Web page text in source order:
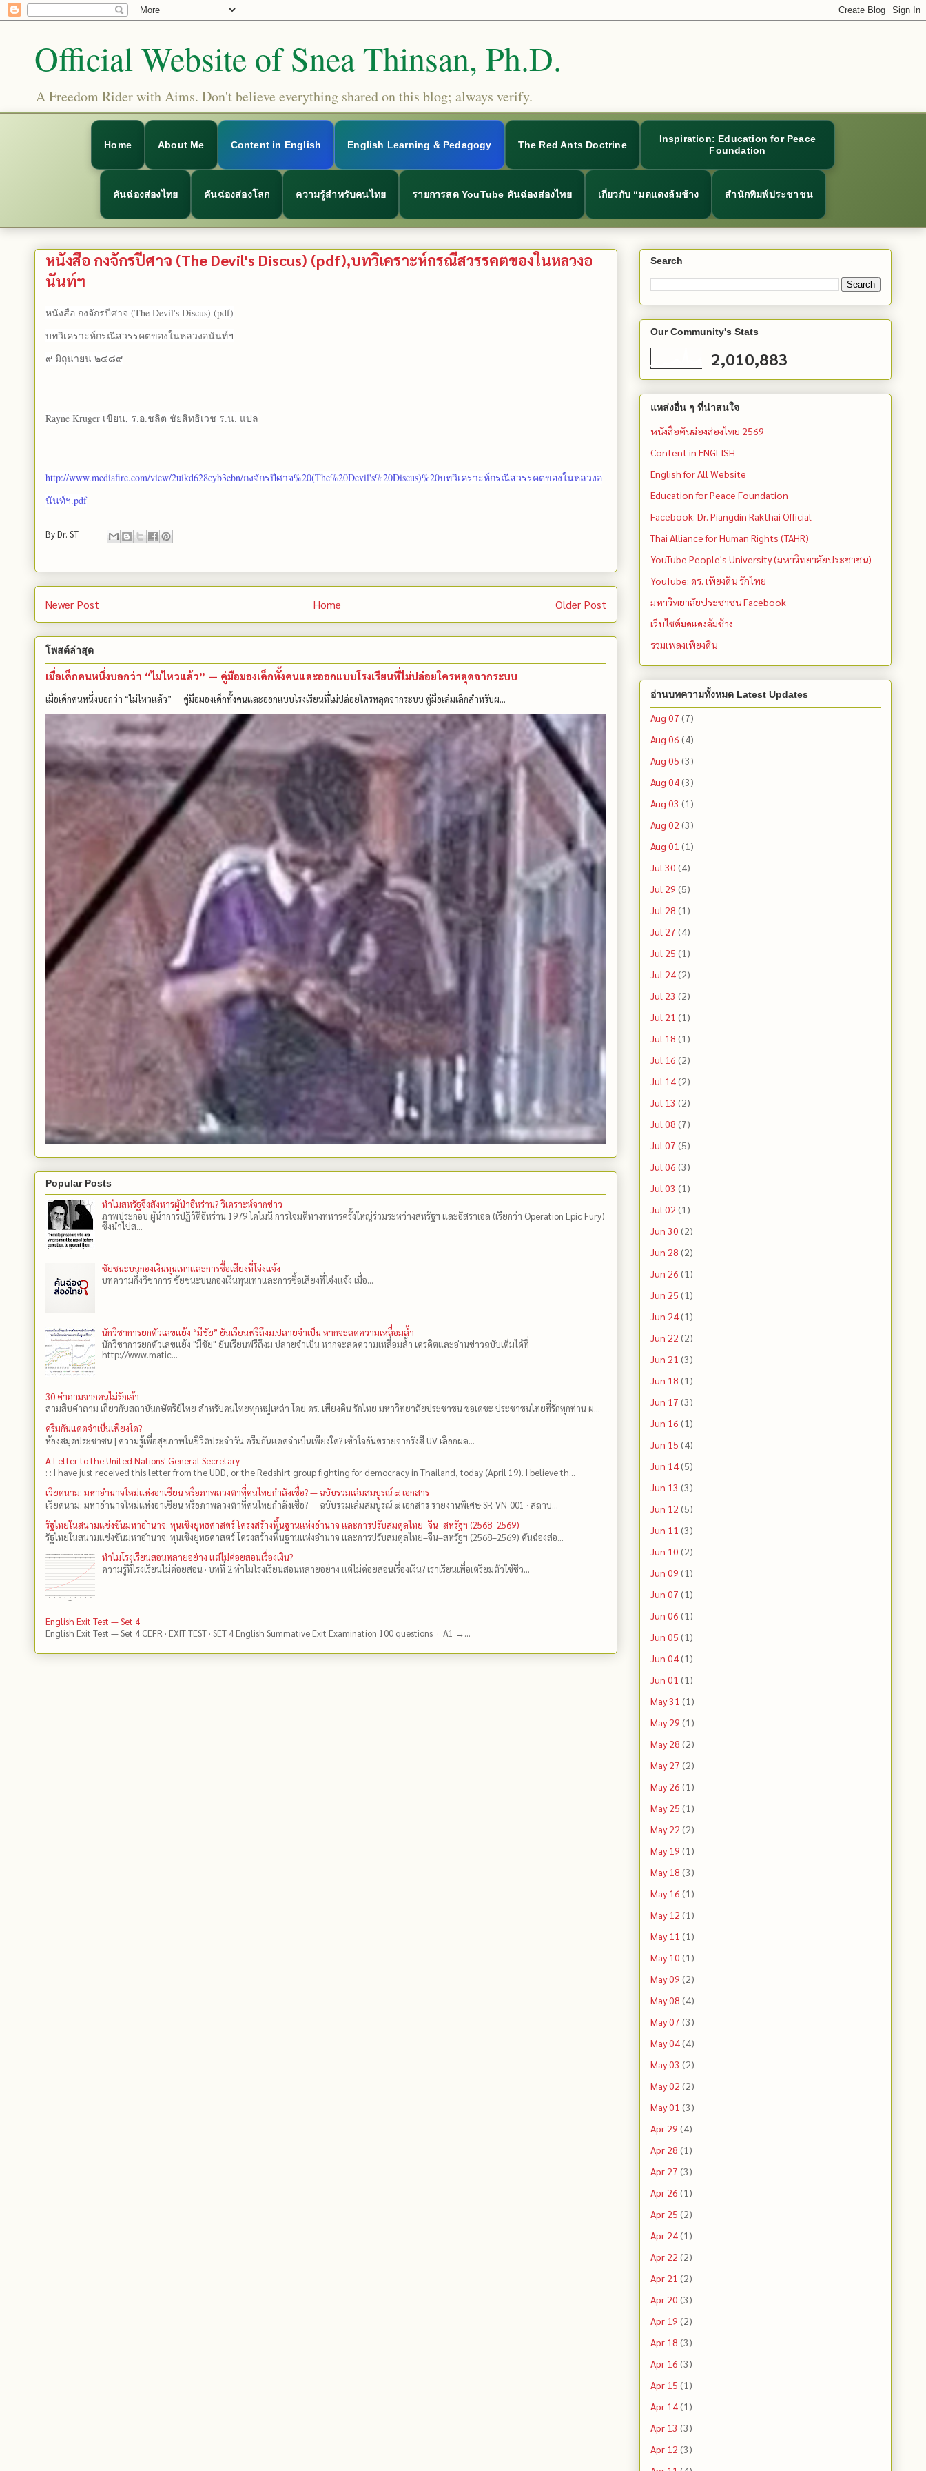
Official Website of Snea Thinsan, Ph.D.
A Freedom Rider with Aims. Don't believe everything shared on this blog; always verify.
Home About Me Content in English English Learning & Pedagogy The Red Ants Doctrine
Inspiration: Education for Peace
Foundation
คันฉ่องส่องไทย คันฉ่องส่องโลก ความรู้สำหรับคนไทย รายการสด YouTube คันฉ่องส่องไทย เกี่ยวกับ “มดแดงล้มช้าง สำนักพิมพ์ประชาชน
หนังสือ กงจักรปีศาจ (The Devil's Discus) (pdf),บทวิเคราะห์กรณีสวรรคตของในหลวงอ
นันท์ฯ
หนังสือ กงจักรปีศาจ (The Devil's Discus) (pdf)
บทวิเคราะห์กรณีสวรรคตของในหลวงอนันท์ฯ
๙ มิถุนายน ๒๔๘๙
Rayne Kruger เขียน, ร.อ.ชลิต ชัยสิทธิเวช ร.น. แปล
http://www.mediafire.com/view/2uikd628cyb3ebn/กงจักรปีศาจ%20(The%20Devil's%20Discus)%20บทวิเคราะห์กรณีสวรรคตของในหลวงอ
นันท์ฯ.pdf
ByDr. ST
Newer Post Older Post
Home
โพสต์ล่าสุด
เมื่อเด็กคนหนึ่งบอกว่า “ไม่ไหวแล้ว” — คู่มือมองเด็กทั้งคนและออกแบบโรงเรียนที่ไม่ปล่อยใครหลุดจากระบบ
เมื่อเด็กคนหนึ่งบอกว่า “ไม่ไหวแล้ว” — คู่มือมองเด็กทั้งคนและออกแบบโรงเรียนที่ไม่ปล่อยใครหลุดจากระบบ คู่มือเล่มเล็กสำหรับผ...
Popular Posts
ทำไมสหรัฐจึงสังหารผู้นำอิหร่าน? วิเคราะห์จากข่าว
ภาพประกอบ ผู้นำการปฏิวัติอิหร่าน 1979 โคไมนี การโจมตีทางทหารครั้งใหญ่ร่วมระหว่างสหรัฐฯ และอิสราเอล (เรียกว่า Operation Epic Fury)
ซึ่งนำไปส...
ชัยชนะบนกองเงินทุนเทาและการซื้อเสียงที่โจ่งแจ้ง
บทความกึ่งวิชาการ ชัยชนะบนกองเงินทุนเทาและการซื้อเสียงที่โจ่งแจ้ง เมื่อ...
นักวิชาการยกตัวเลขแย้ง “มีชัย” ยันเรียนฟรีถึงม.ปลายจำเป็น หากจะลดความเหลื่อมล้ำ
นักวิชาการยกตัวเลขแย้ง "มีชัย" ยันเรียนฟรีถึงม.ปลายจำเป็น หากจะลดความเหลื่อมล้ำ เครดิตและอ่านข่าวฉบับเต็มได้ที่
http://www.matic...
30 คำถามจากคนไม่รักเจ้า
สามสิบคำถาม เกี่ยวกับสถาบันกษัตริย์ไทย สำหรับคนไทยทุกหมู่เหล่า โดย ดร.​ เพียงดิน รักไทย มหาวิทยาลัยประชาชน ขอเดชะ ประชาชนไทยที่รักทุกท่าน ผ...
ครีมกันแดดจำเป็นเพียงใด?
ห้องสมุดประชาชน | ความรู้เพื่อสุขภาพในชีวิตประจำวัน ครีมกันแดดจำเป็นเพียงใด? เข้าใจอันตรายจากรังสี UV เลือกผล...
A Letter to the United Nations' General Secretary
: : I have just received this letter from the UDD, or the Redshirt group fighting for democracy in Thailand, today (April 19). I believe th...
เวียดนาม: มหาอำนาจใหม่แห่งอาเซียน หรือภาพลวงตาที่คนไทยกำลังเชื่อ? — ฉบับรวมเล่มสมบูรณ์ ๙ เอกสาร
เวียดนาม: มหาอำนาจใหม่แห่งอาเซียน หรือภาพลวงตาที่คนไทยกำลังเชื่อ? — ฉบับรวมเล่มสมบูรณ์ ๙ เอกสาร รายงานพิเศษ SR-VN-001 · สถาบ...
รัฐไทยในสนามแข่งขันมหาอำนาจ: ทุนเชิงยุทธศาสตร์ โครงสร้างพื้นฐานแห่งอำนาจ และการปรับสมดุลไทย–จีน–สหรัฐฯ (2568–2569)
รัฐไทยในสนามแข่งขันมหาอำนาจ: ทุนเชิงยุทธศาสตร์ โครงสร้างพื้นฐานแห่งอำนาจ และการปรับสมดุลไทย–จีน–สหรัฐฯ (2568–2569) คันฉ่องส่อ...
ทำไมโรงเรียนสอนหลายอย่าง แต่ไม่ค่อยสอนเรื่องเงิน?
ความรู้ที่โรงเรียนไม่ค่อยสอน · บทที่ 2 ทำไมโรงเรียนสอนหลายอย่าง แต่ไม่ค่อยสอนเรื่องเงิน? เราเรียนเพื่อเตรียมตัวใช้ชีว...
English Exit Test — Set 4
English Exit Test — Set 4 CEFR · EXIT TEST · SET 4 English Summative Exit Examination 100 questions · A1 →...
Search
Our Community's Stats
2,010,883
แหล่งอื่น ๆ ที่น่าสนใจ
หนังสือคันฉ่องส่องไทย 2569
Content in ENGLISH
English for All Website
Education for Peace Foundation
Facebook: Dr. Piangdin Rakthai Official
Thai Alliance for Human Rights (TAHR)
YouTube People's University (มหาวิทยาลัยประชาชน)
YouTube: ดร. เพียงดิน รักไทย
มหาวิทยาลัยประชาชน Facebook
เว็บไซต์มดแดงล้มช้าง
รวมเพลงเพียงดิน
อ่านบทความทั้งหมด Latest Updates
Aug 07 (7)
Aug 06 (4)
Aug 05 (3)
Aug 04(3)
Aug 03 (1)
Aug 02 (3)
Aug 01 (1)
Jul 30 (4)
Jul 29 (5)
Jul 28 (1)
Jul 27 (4)
Jul 25 (1)
Jul 24(2)
Jul 23 (2)
Jul 21 (1)
Jul 18 (1)
Jul 16 (2)
Jul 14(2)
Jul 13 (2)
Jul 08 (7)
Jul 07 (5)
Jul 06 (3)
Jul 03 (1)
Jul 02 (1)
Jun 30 (2)
Jun 28 (2)
Jun 26 (1)
Jun 25 (1)
Jun 24(1)
Jun 22 (2)
Jun 21 (3)
Jun 18 (1)
Jun 17 (3)
Jun 16 (1)
Jun 15 (4)
Jun 14(5)
Jun 13 (3)
Jun 12 (5)
Jun 11 (3)
Jun 10 (2)
Jun 09 (1)
Jun 07 (1)
Jun 06 (1)
Jun 05 (1)
Jun 04(1)
Jun 01 (1)
May 31 (1)
May 29 (1)
May 28 (2)
May 27 (2)
May 26 (1)
May 25 (1)
May 22 (2)
May 19 (1)
May 18 (3)
May 16 (1)
May 12 (1)
May 11 (1)
May 10 (1)
May 09 (2)
May 08 (4)
May 07 (3)
May 04(4)
May 03 (2)
May 02 (2)
May 01 (3)
Apr 29 (4)
Apr 28 (1)
Apr 27 (3)
Apr 26 (1)
Apr 25 (2)
Apr 24(1)
Apr 22 (2)
Apr 21 (2)
Apr 20 (3)
Apr 19 (2)
Apr 18 (3)
Apr 16 (3)
Apr 15 (1)
Apr 14(1)
Apr 13 (3)
Apr 12 (3)